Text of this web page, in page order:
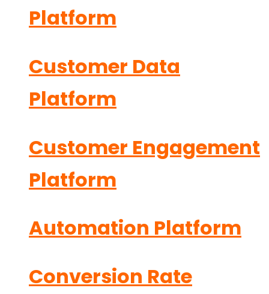
Platform
Customer Data
Platform
Customer Engagement
Platform
Automation Platform
Conversion Rate